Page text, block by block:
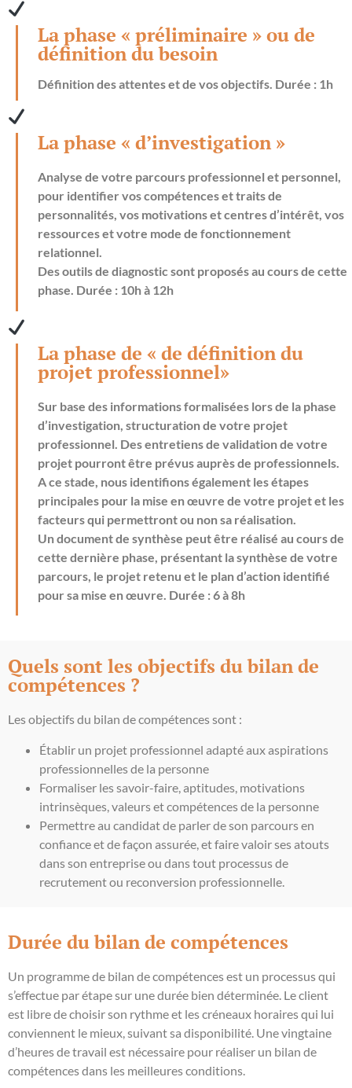
La phase « préliminaire » ou de
définition du besoin
Définition des attentes et de vos objectifs. Durée : 1h
La phase « d’investigation »
Analyse de votre parcours professionnel et personnel,
pour identifier vos compétences et traits de
personnalités, vos motivations et centres d’intérêt, vos
ressources et votre mode de fonctionnement
relationnel.
Des outils de diagnostic sont proposés au cours de cette
phase. Durée : 10h à 12h
La phase de « de définition du
projet professionnel»
Sur base des informations formalisées lors de la phase
d’investigation, structuration de votre projet
professionnel. Des entretiens de validation de votre
projet pourront être prévus auprès de professionnels.
A ce stade, nous identifions également les étapes
principales pour la mise en œuvre de votre projet et les
facteurs qui permettront ou non sa réalisation.
Un document de synthèse peut être réalisé au cours de
cette dernière phase, présentant la synthèse de votre
parcours, le projet retenu et le plan d’action identifié
pour sa mise en œuvre. Durée : 6 à 8h
Quels sont les objectifs du bilan de
compétences ?
Les objectifs du bilan de compétences sont :
Établir un projet professionnel adapté aux aspirations
professionnelles de la personne
Formaliser les savoir-faire, aptitudes, motivations
intrinsèques, valeurset compétences de la personne
Permettre au candidat de parler de son parcours en
confiance et de façon assurée, et faire valoir ses atouts
dans son entreprise ou dans tout processus de
recrutement ou reconversion professionnelle.
Durée du bilan de compétences
Un programme de bilan de compétences est un processus qui
s’effectue par étape sur une durée bien déterminée. Le client
est libre de choisir son rythme et les créneaux horaires qui lui
conviennent le mieux, suivant sa disponibilité. Une vingtaine
d’heures de travail est nécessaire pour réaliser un bilan de
compétences dans les meilleures conditions.